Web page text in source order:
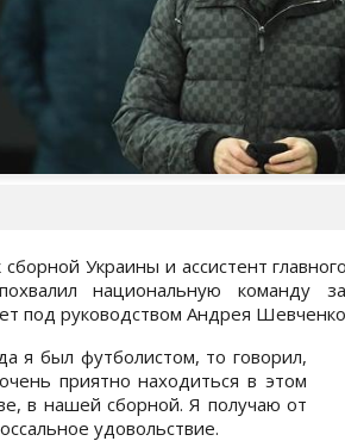
сборной Украины и ассистент
национальную команду
под руководством Андрея
я был футболистом, то говорил,
приятно находиться в этом
в нашей сборной. Я получаю от
удовольствие.